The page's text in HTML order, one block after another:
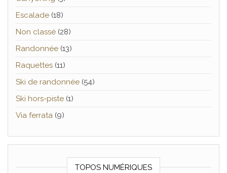
Escalade (18)
Non classé (28)
Randonnée (13)
Raquettes (11)
Ski de randonnée (54)
Ski hors-piste (1)
Via ferrata (9)
TOPOS NUMÉRIQUES